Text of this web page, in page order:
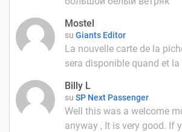
Mostel
su Giants Editor
La nouvelle carte de la
sera disponible quand et
Billy L
su SP Next Passenger
Well this was a welcome
anyway , It is very good. If